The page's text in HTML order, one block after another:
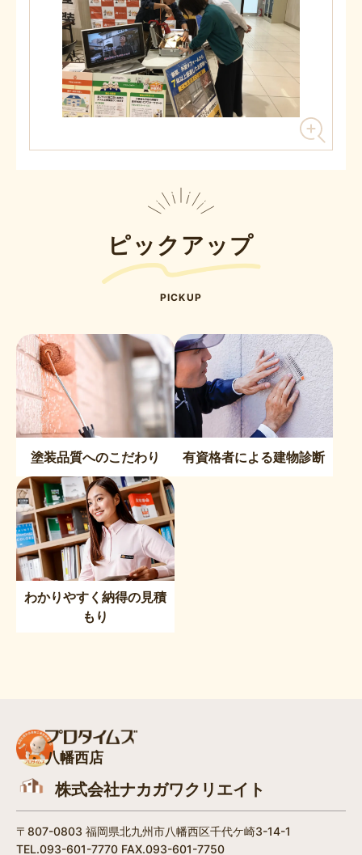
ピックアップ
PICKUP
塗装品質へのこだわり 有資格者による建物診断
わかりやすく納得の見積
もり
八幡西店
株式会社ナカガワクリエイト
〒807-0803 福岡県北九州市八幡西区千代ケ崎3-14-1
TEL.093-601-7770 FAX.093-601-7750